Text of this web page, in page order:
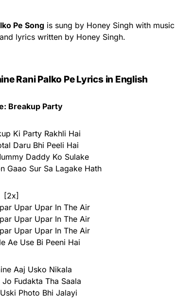
Pe Songis sung by Honey Singh with music
lyrics written by Honey Singh.
Rani Palko Pe Lyrics in English
Breakup Party
Ki Party Rakhli Hai
Daru Bhi Peeli Hai
Daddy Ko Sulake
Gaao Sur Sa Lagake Hath
[2x]
Upar Upar In The Air
Upar Upar In The Air
Upar Upar In The Air
Ae Use Bi Peeni Hai
Aaj Usko Nikala
Fudakta Tha Saala
Photo Bhi Jalayi